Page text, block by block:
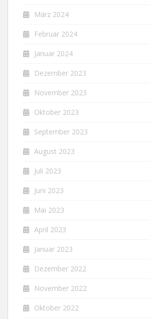
März 2024
Februar 2024
Januar 2024
Dezember 2023
November 2023
Oktober 2023
September 2023
August 2023
Juli 2023
Juni 2023
Mai 2023
April 2023
Januar 2023
Dezember 2022
November 2022
Oktober 2022